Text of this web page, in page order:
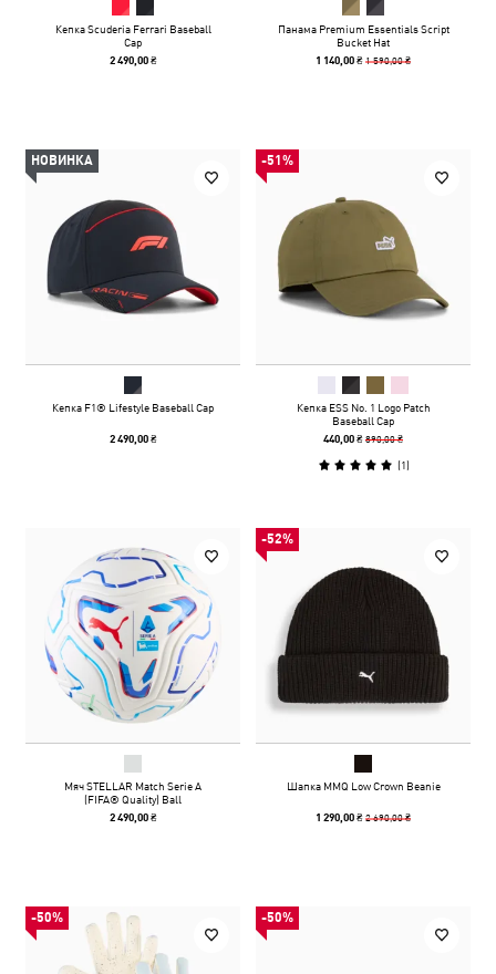
Кепка Scuderia Ferrari Baseball
Cap
2 490,00 ₴
Панама Premium Essentials Script
Bucket Hat
1 140,00 ₴1 590,00 ₴
НОВИНКА
Кепка F1® Lifestyle Baseball Cap
2 490,00 ₴
-51%
Кепка ESS No. 1 Logo Patch
Baseball Cap
440,00 ₴890,00 ₴
(1)
Мяч STELLAR Match Serie A
(FIFA® Quality) Ball
2 490,00 ₴
-52%
Шапка MMQ Low Crown Beanie
1 290,00 ₴2 690,00 ₴
-50% -50%